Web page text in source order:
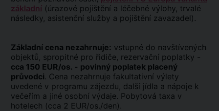
základní (úrazové pojištění a léčebné výlohy, trvalé
následky, asistenční služby a pojištění zavazadel).
Základní cena nezahrnuje: vstupné do navštívených
objektů, spropitné pro řidiče, rezervační poplatky -
cca 150 EUR/os. - povinný poplatek placený
průvodci. Cena nezahrnuje fakultativní výlety
uvedené v programu zájezdu, další jídla a nápoje k
večeřím a jiné osobní výdaje. Pobytová taxa v
hotelech (cca 2 EUR/os./den).